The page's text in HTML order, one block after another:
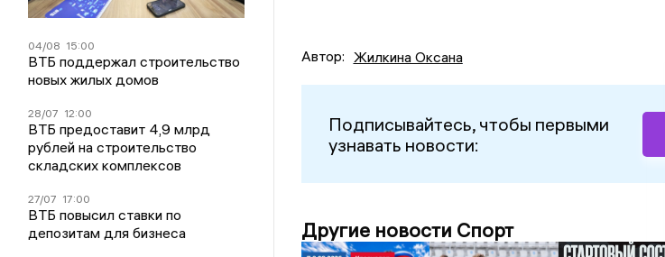
04/08 15:00
ВТБ поддержал строительство
новых жилых домов
28/07 12:00
ВТБ предоставит 4,9 млрд
рублей на строительство
складских комплексов
27/07 17:00
ВТБ повысил ставки по
депозитам для бизнеса
Автор: Жилкина Оксана
Подписывайтесь, чтобы первыми
узнавать новости:
Другие новости Спорт